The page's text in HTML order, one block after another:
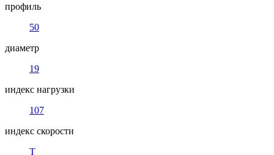
профиль
50
диаметр
19
индекс нагрузки
107
индекс скорости
T